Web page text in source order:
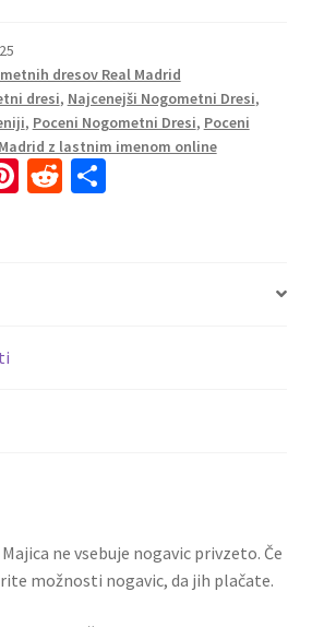
dresov Real Madrid
dresi, Najcenejši Nogometni Dresi,
, Poceni Nogometni Dresi, Poceni
z lastnim imenom online
Pi R S
ne vsebuje nogavic privzeto. Če
možnosti nogavic, da jih plačate.